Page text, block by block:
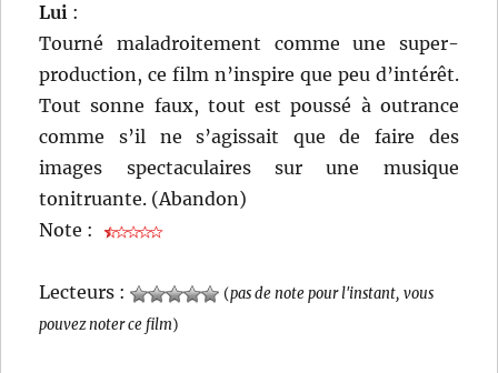
Lui :
Tourné maladroitement comme une super-
production, ce film n’inspire que peu d’intérêt.
Tout sonne faux, tout est poussé à outrance
comme s’il ne s’agissait que de faire des
images spectaculaires sur une musique
tonitruante. (Abandon)
Note :
Lecteurs : (pas de note pour l'instant, vous
pouvez noter ce film)